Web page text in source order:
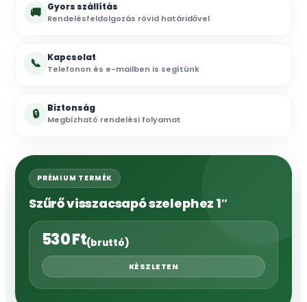
🚚 Gyors szállítás
Rendelésfeldolgozás rövid határidővel
📞 Kapcsolat
Telefonon és e-mailben is segítünk
🔒 Biztonság
Megbízható rendelési folyamat
PRÉMIUM TERMÉK
Szűrő visszacsapó szelephez 1″
530Ft(bruttó)
KÉSZLETEN